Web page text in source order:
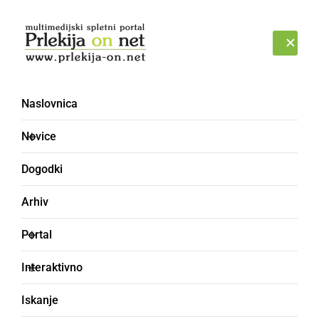
Naslovnica
Novice
Dogodki
Arhiv
Portal
Interaktivno
Iskanje
Blog [36]